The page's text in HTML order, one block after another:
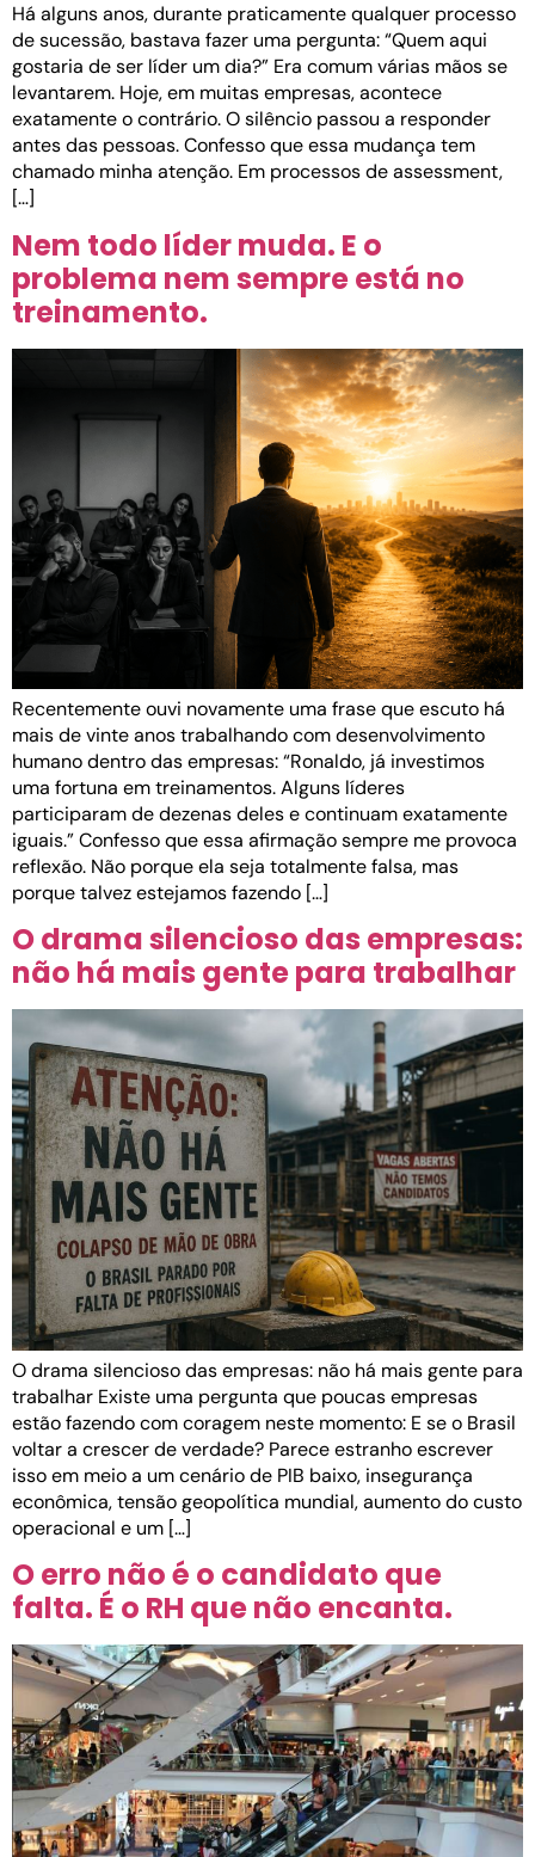
Há alguns anos, durante praticamente qualquer processo
de sucessão, bastava fazer uma pergunta: “Quem aqui
gostaria de ser líder um dia?” Era comum várias mãos se
levantarem. Hoje, em muitas empresas, acontece
exatamente o contrário. O silêncio passou a responder
antes das pessoas. Confesso que essa mudança tem
chamado minha atenção. Em processos de assessment,
[…]
Nem todo líder muda. E o
problema nem sempre está no
treinamento.
Recentemente ouvi novamente uma frase que escuto há
mais de vinte anos trabalhando com desenvolvimento
humano dentro das empresas: “Ronaldo, já investimos
uma fortuna em treinamentos. Alguns líderes
participaram de dezenas deles e continuam exatamente
iguais.” Confesso que essa afirmação sempre me provoca
reflexão. Não porque ela seja totalmente falsa, mas
porque talvez estejamos fazendo […]
O drama silencioso das empresas:
não há mais gente para trabalhar
O drama silencioso das empresas: não há mais gente para
trabalhar Existe uma pergunta que poucas empresas
estão fazendo com coragem neste momento: E se o Brasil
voltar a crescer de verdade? Parece estranho escrever
isso em meio a um cenário de PIB baixo, insegurança
econômica, tensão geopolítica mundial, aumento do custo
operacional e um […]
O erro não é o candidato que
falta. É o RH que não encanta.